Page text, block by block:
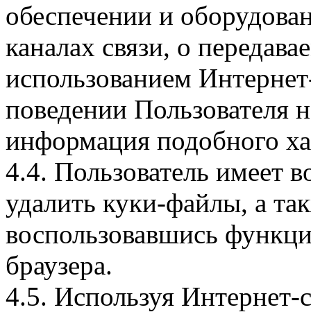
обеспечении и
каналах связи, о
использованием
поведении Пользователя
информация подобного
4.4. Пользователь имеет
удалить куки-файлы, а
воспользовавшись
браузера.
4.5. Используя Интернет-